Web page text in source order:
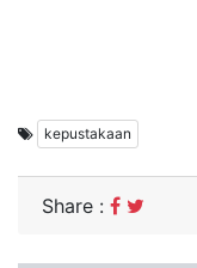
kepustakaan
Share :